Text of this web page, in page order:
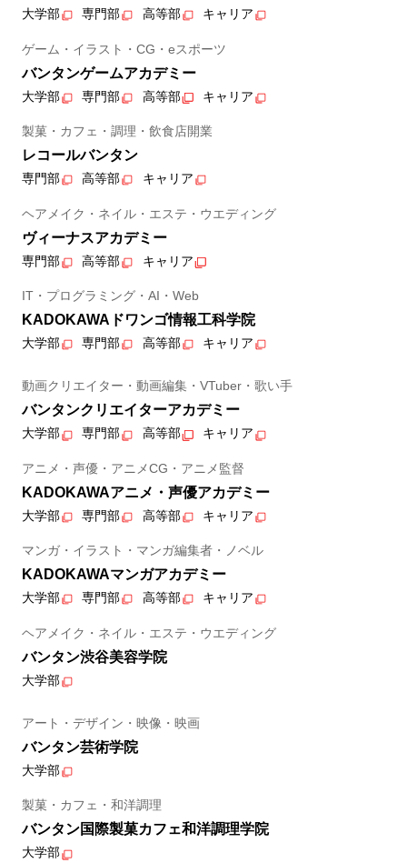
大学部 専門部 高等部 キャリア
ゲーム・イラスト・CG・eスポーツ
バンタンゲームアカデミー
大学部 専門部 高等部 キャリア
製菓・カフェ・調理・飲食店開業
レコールバンタン
専門部 高等部 キャリア
ヘアメイク・ネイル・エステ・ウエディング
ヴィーナスアカデミー
専門部 高等部 キャリア
IT・プログラミング・AI・Web
KADOKAWAドワンゴ情報工科学院
大学部 専門部 高等部 キャリア
動画クリエイター・動画編集・VTuber・歌い手
バンタンクリエイターアカデミー
大学部 専門部 高等部 キャリア
アニメ・声優・アニメCG・アニメ監督
KADOKAWAアニメ・声優アカデミー
大学部 専門部 高等部 キャリア
マンガ・イラスト・マンガ編集者・ノベル
KADOKAWAマンガアカデミー
大学部 専門部 高等部 キャリア
ヘアメイク・ネイル・エステ・ウエディング
バンタン渋谷美容学院
大学部
アート・デザイン・映像・映画
バンタン芸術学院
大学部
製菓・カフェ・和洋調理
バンタン国際製菓カフェ和洋調理学院
大学部